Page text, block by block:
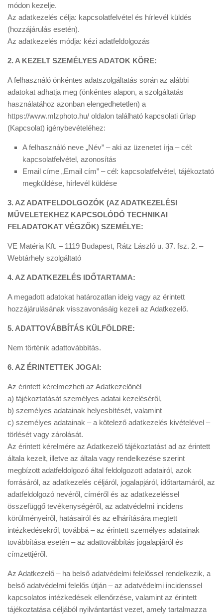
módon kezelje.
Az adatkezelés célja: kapcsolatfelvétel és hírlevél küldés
(hozzájárulás esetén).
Az adatkezelés módja: kézi adatfeldolgozás
2. A KEZELT SZEMÉLYES ADATOK KÖRE:
A felhasználó önkéntes adatszolgáltatás során az alábbi
adatokat adhatja meg (önkéntes alapon, a szolgáltatás
használatához azonban elengedhetetlen) a
https://www.mlzphoto.hu/ oldalon található kapcsolati űrlap
(Kapcsolat) igénybevételéhez:
A felhasználó neve „Név” – aki az üzenetet írja – cél:
kapcsolatfelvétel, azonosítás
Email címe „Email cím” – cél: kapcsolatfelvétel, tájékoztató
megküldése, hírlevél küldése
3. AZ ADATFELDOLGOZÓK (AZ ADATKEZELÉSI
MŰVELETEKHEZ KAPCSOLÓDÓ TECHNIKAI
FELADATOKAT VÉGZŐK) SZEMÉLYE:
VE Matéria Kft. – 1119 Budapest, Rátz László u. 37. fsz. 2. –
Webtárhely szolgáltató
4. AZ ADATKEZELÉS IDŐTARTAMA:
A megadott adatokat határozatlan ideig vagy az érintett
hozzájárulásának visszavonásáig kezeli az Adatkezelő.
5. ADATTOVÁBBÍTÁS KÜLFÖLDRE:
Nem történik adattovábbítás.
6. AZ ÉRINTETTEK JOGAI:
Az érintett kérelmezheti az Adatkezelőnél
a) tájékoztatását személyes adatai kezeléséről,
b) személyes adatainak helyesbítését, valamint
c) személyes adatainak – a kötelező adatkezelés kivételével –
törlését vagy zárolását.
Az érintett kérelmére az Adatkezelő tájékoztatást ad az érintett
általa kezelt, illetve az általa vagy rendelkezése szerint
megbízott adatfeldolgozó által feldolgozott adatairól, azok
forrásáról, az adatkezelés céljáról, jogalapjáról, időtartamáról, az
adatfeldolgozó nevéről, címéről és az adatkezeléssel
összefüggő tevékenységéről, az adatvédelmi incidens
körülményeiről, hatásairól és az elhárítására megtett
intézkedésekről, továbbá – az érintett személyes adatainak
továbbítása esetén – az adattovábbítás jogalapjáról és
címzettjéről.
Az Adatkezelő – ha belső adatvédelmi felelőssel rendelkezik, a
belső adatvédelmi felelős útján – az adatvédelmi incidenssel
kapcsolatos intézkedések ellenőrzése, valamint az érintett
tájékoztatása céljából nyilvántartást vezet, amely tartalmazza